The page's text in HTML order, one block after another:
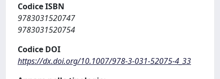
Codice ISBN
9783031520747
9783031520754
Codice DOI
https://dx.doi.org/10.1007/978-3-031-52075-4_33